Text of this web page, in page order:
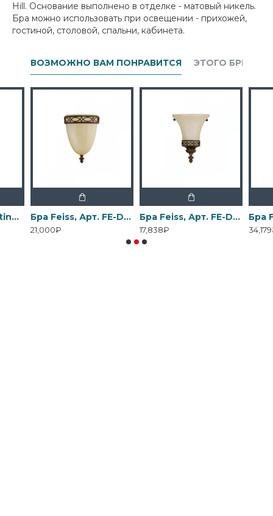
Hill. Основание выполнено в отделке - матовый никель.
Бра можно использовать при освещении - прихожей,
гостиной, столовой, спальни, кабинета.
ВОЗМОЖНО ВАМ ПОНРАВИТСЯ ЭТОГО БРЕНДА
Бра Elstead Lighting, Арт. DL-COSMOS1 Бра Feiss, Арт. FE-DRAWING-ROOM-WU1
21,000₽
Бра Feiss, Арт. FE-DRAWING-ROOM-WU2
17,838₽